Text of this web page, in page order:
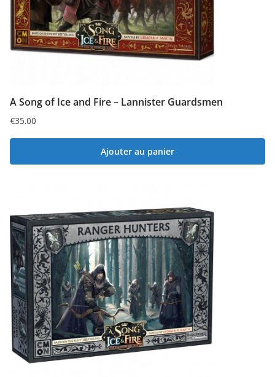
A Song of Ice and Fire – Lannister Guardsmen
€35.00
Ajouter au panier